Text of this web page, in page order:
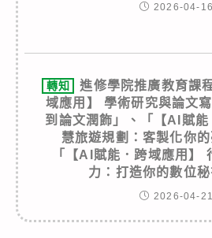
2026-04-16
轉知
進修學院推廣教育課
域應用】 學術研究與論文
到論文潤飾」、「【AI賦能
慧旅遊規劃：客製化你的
「【AI賦能．跨域應用】
力：打造你的數位
2026-04-21